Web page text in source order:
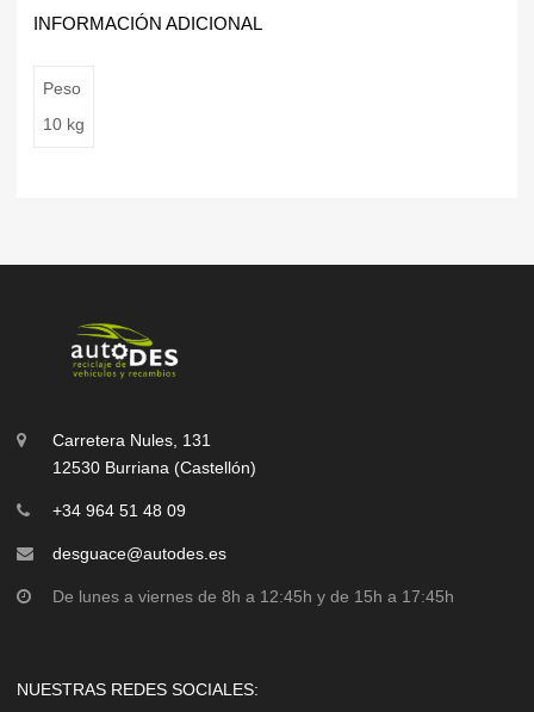
INFORMACIÓN ADICIONAL
Peso
10 kg
Carretera Nules, 131
12530 Burriana (Castellón)
+34 964 51 48 09
desguace@autodes.es
De lunes a viernes de 8h a 12:45h y de 15h a 17:45h
NUESTRAS REDES SOCIALES: